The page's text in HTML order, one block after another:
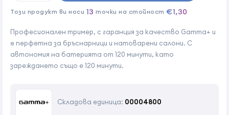
Професионален тример, с гаранция за качество Gamma+ и
е перфетна за бръснарници и натоварени салони. С
автономия на батерията от 120 минути, като
зареждането също е 120 минути.
Складова единица: 00004800
Този продукт ви носи 13 точки на стойност €1,30